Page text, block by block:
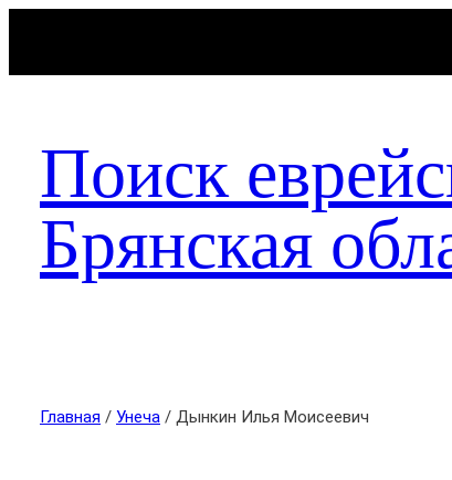
Поиск
Брянская
Главная / Унеча / Дынкин Илья Моисеевич